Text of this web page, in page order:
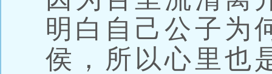
明白自己公子为
侯，所以心里也